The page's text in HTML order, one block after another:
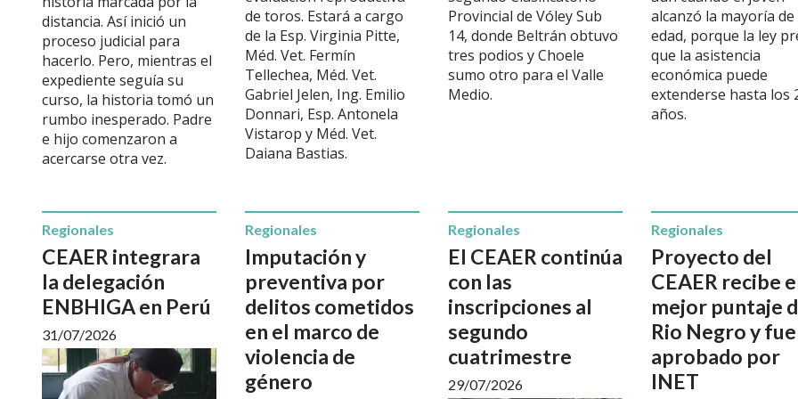
distancia. Así inició un
proceso judicial para
hacerlo. Pero, mientras el
expediente seguía su
curso, la historia tomó un
rumbo inesperado. Padre
e hijo comenzaron a
acercarse otra vez.
de toros. Estará a cargo
de la Esp. Virginia Pitte,
Méd. Vet. Fermín
Tellechea, Méd. Vet.
Gabriel Jelen, Ing. Emilio
Donnari, Esp. Antonela
Vistarop y Méd. Vet.
Daiana Bastias.
Provincial de Vóley Sub
14, donde Beltrán obtuvo
tres podios y Choele
sumo otro para el Valle
Medio.
alcanzó la mayoría de
edad, porque la ley
que la asistencia
económica puede
extenderse hasta los
años.
CEAER integrara
la delegación
ENBHIGA en Perú
Regionales
31/07/2026
Imputación y
preventiva por
delitos cometidos
en el marco de
violencia de
género
Regionales
El CEAER continúa
con las
inscripciones al
segundo
cuatrimestre
Regionales
29/07/2026
Proyecto del
CEAER recibe
mejor puntaje
Rio Negro y fue
aprobado por
INET
Regionales